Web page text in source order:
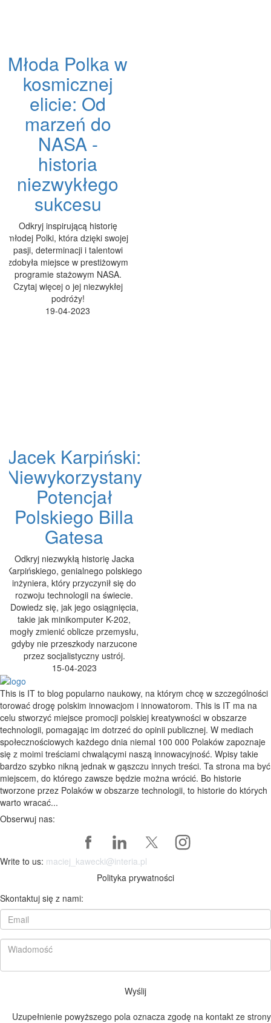
Młoda Polka w
kosmicznej
elicie: Od
marzeń do
NASA -
historia
niezwykłego
sukcesu
Odkryj inspirującą historię
młodej Polki, która dzięki swojej
pasji, determinacji i talentowi
zdobyła miejsce w prestiżowym
programie stażowym NASA.
Czytaj więcej o jej niezwykłej
podróży!
19-04-2023
Jacek Karpiński:
Niewykorzystany
Potencjał
Polskiego Billa
Gatesa
Odkryj niezwykłą historię Jacka
Karpińskiego, genialnego polskiego
inżyniera, który przyczynił się do
rozwoju technologii na świecie.
Dowiedz się, jak jego osiągnięcia,
takie jak minikomputer K-202,
mogły zmienić oblicze przemysłu,
gdyby nie przeszkody narzucone
przez socjalistyczny ustrój.
15-04-2023
This is IT to blog popularno naukowy, na którym chcę w szczególności
torować drogę polskim innowacjom i innowatorom. This is IT ma na
celu stworzyć miejsce promocji polskiej kreatywności w obszarze
technologii, pomagając im dotrzeć do opinii publicznej. W mediach
społecznościowych każdego dnia niemal 100 000 Polaków zapoznaje
się z moimi treściami chwalącymi naszą innowacyjność. Wpisy takie
bardzo szybko nikną jednak w gąszczu innych treści. Ta strona ma być
miejscem, do którego zawsze będzie można wrócić. Bo historie
tworzone przez Polaków w obszarze technologii, to historie do których
warto wracać...
Obserwuj nas:
Write to us: maciej_kawecki@interia.pl
Polityka prywatności
Skontaktuj się z nami:
Wyślij
Uzupełnienie powyższego pola oznacza zgodę na kontakt ze strony